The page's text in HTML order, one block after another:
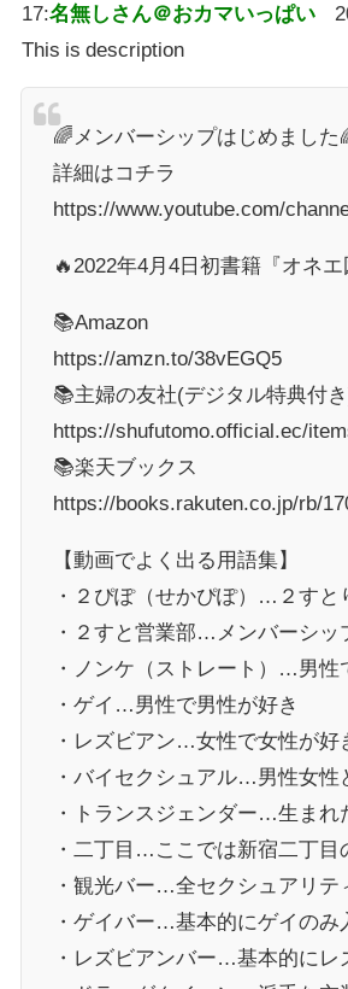
17:名無しさん＠おカマいっぱい
This is description
🌈メンバーシップはじめました
詳細はコチラ
https://www.youtube.com/
🔥2022年4月4日初書籍『オネ
📚Amazon
https://amzn.to/38vEGQ5
📚主婦の友社(デジタル特典付
https://shufutomo.official.ec/
📚楽天ブックス
https://books.rakuten.co.jp/rb/
【動画でよく出る用語集】
・２ぴぽ（せかぴぽ）…２すと
・２すと営業部…メンバーシッ
・ノンケ（ストレート）…男性
・ゲイ…男性で男性が好き
・レズビアン…女性で女性が好
・バイセクシュアル…男性女性
・トランスジェンダー…生まれ
・二丁目…ここでは新宿二丁目
・観光バー…全セクシュアリテ
・ゲイバー…基本的にゲイの
・レズビアンバー…基本的に